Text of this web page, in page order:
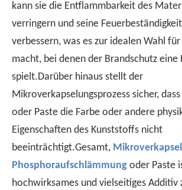
Ist es besser, Copolymer -Flammschutzmittel oder Homopolymerflammschutzmittel für Copolymer -Flamme -Repräsentanten zu wählen?
Die Produktion von PP -Blatt
kann sie die Entflammbarkeit des
verringern und seine
verbessern, was es zur idealen Wahl
macht, bei denen der Brandschutz eine
spielt.Darüber hinaus stellt der
Mikroverkapselungsprozess sicher,
oder Paste die Farbe oder andere
Eigenschaften des Kunststoffs nicht
beeinträchtigt.Gesamt,
Phosphoraufschlämmung oder Paste
hochwirksames und vielseitiges Additiv